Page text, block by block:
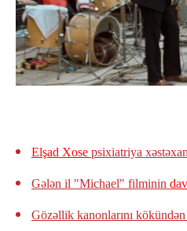
Elşad Xose psixiatriya
Gələn il "Michael" filminin
Gözəllik kanonlarını kökündən